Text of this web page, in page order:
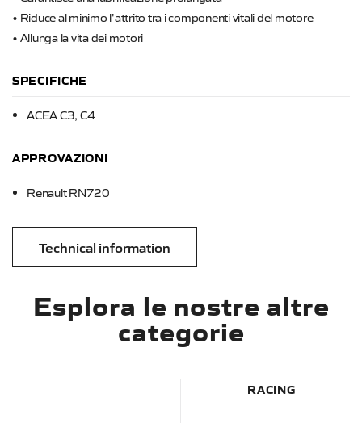
• Riduce al minimo l'attrito tra i componenti vitali del motore
• Allunga la vita dei motori
SPECIFICHE
ACEA C3, C4
APPROVAZIONI
Renault RN720
Technical information
Esplora le nostre altre
categorie
RACING